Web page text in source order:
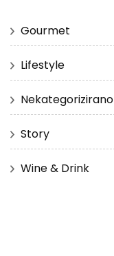
Gourmet
Lifestyle
Nekategorizirano
Story
Wine & Drink